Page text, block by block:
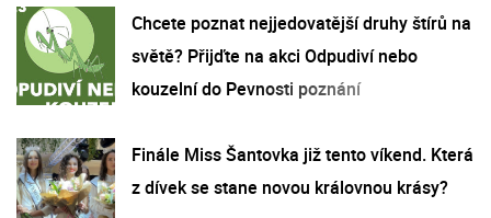
Chcete poznat nejjedovatější druhy štírů na
světě? Přijďte na akci Odpudiví nebo
kouzelní do Pevnosti poznání
Finále Miss Šantovka již tento víkend. Která
z dívek se stane novou královnou krásy?